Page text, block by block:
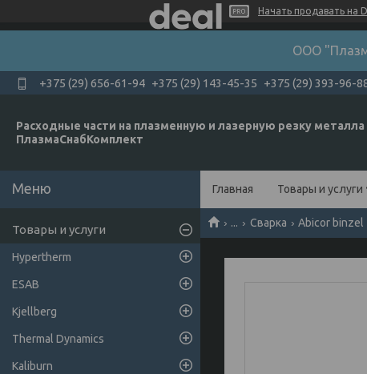
Начать продавать на
ООО
+375 (29) 656-61-94 +375 (29) 143-45-35 +375 (29) 393-96-
Расходные части на плазменную и лазерную резку металла
ПлазмаСнабКомплект
Главная Товары и услуги
... Сварка Abicor binzel
Товары и услуги
Hypertherm
ESAB
Kjellberg
Thermal Dynamics
Kaliburn